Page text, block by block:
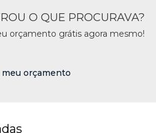
O QUE PROCURAVA?
orçamento grátis agora mesmo!
orçamento